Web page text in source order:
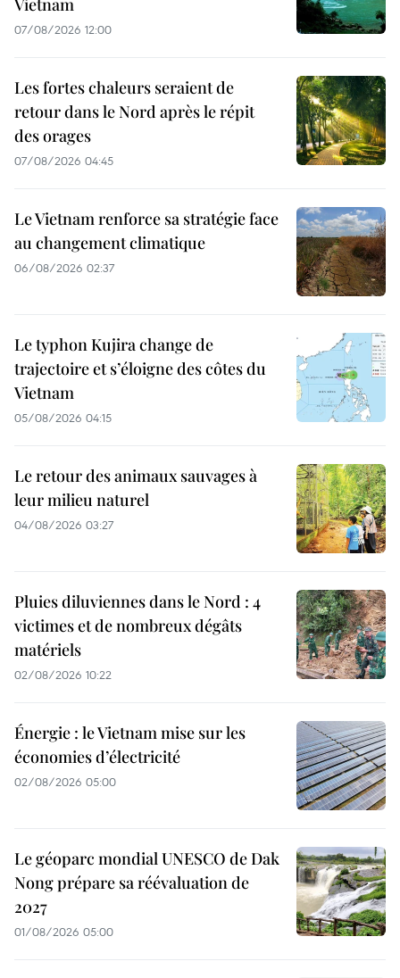
Vietnam
07/08/2026 12:00
Les fortes chaleurs seraient de
retour dans le Nord après le répit
des orages
07/08/2026 04:45
Le Vietnam renforce sa stratégie face
au changement climatique
06/08/2026 02:37
Le typhon Kujira change de
trajectoire et s’éloigne des côtes du
Vietnam
05/08/2026 04:15
Le retour des animaux sauvages à
leur milieu naturel
04/08/2026 03:27
Pluies diluviennes dans le Nord : 4
victimes et de nombreux dégâts
matériels
02/08/2026 10:22
Énergie : le Vietnam mise sur les
économies d’électricité
02/08/2026 05:00
Le géoparc mondial UNESCO de Dak
Nong prépare sa réévaluation de
2027
01/08/2026 05:00